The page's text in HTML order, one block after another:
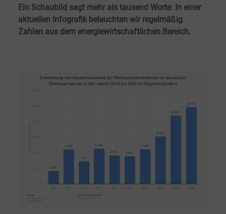
Ein Schaubild sagt mehr als tausend Worte: In einer
aktuellen Infografik beleuchten wir regelmäßig
Zahlen aus dem energiewirtschaftlichen Bereich.